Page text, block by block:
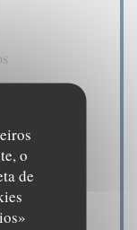
o
de
pessoas